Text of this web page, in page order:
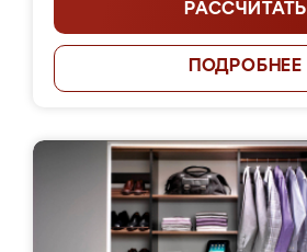
РАССЧИТАТЬ
ПОДРОБНЕЕ